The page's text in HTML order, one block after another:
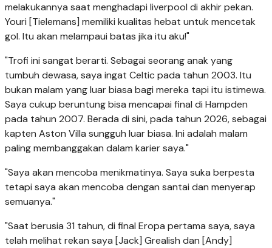
melakukannya saat menghadapi liverpool di akhir pekan.
Youri [Tielemans] memiliki kualitas hebat untuk mencetak
gol. Itu akan melampaui batas jika itu aku!"
"Trofi ini sangat berarti. Sebagai seorang anak yang
tumbuh dewasa, saya ingat Celtic pada tahun 2003. Itu
bukan malam yang luar biasa bagi mereka tapi itu istimewa.
Saya cukup beruntung bisa mencapai final di Hampden
pada tahun 2007. Berada di sini, pada tahun 2026, sebagai
kapten Aston Villa sungguh luar biasa. Ini adalah malam
paling membanggakan dalam karier saya."
"Saya akan mencoba menikmatinya. Saya suka berpesta
tetapi saya akan mencoba dengan santai dan menyerap
semuanya."
"Saat berusia 31 tahun, di final Eropa pertama saya, saya
telah melihat rekan saya [Jack] Grealish dan [Andy]